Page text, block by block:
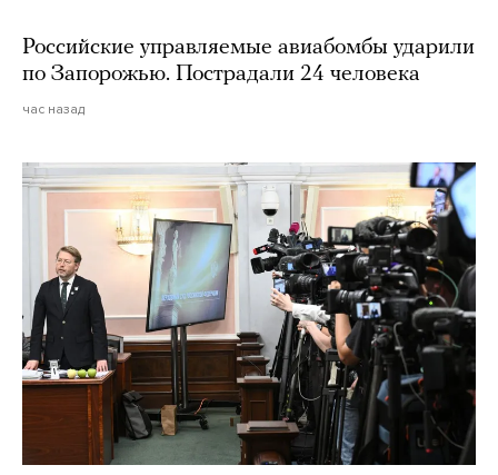
Российские управляемые авиабомбы ударили
по Запорожью. Пострадали 24 человека
час назад